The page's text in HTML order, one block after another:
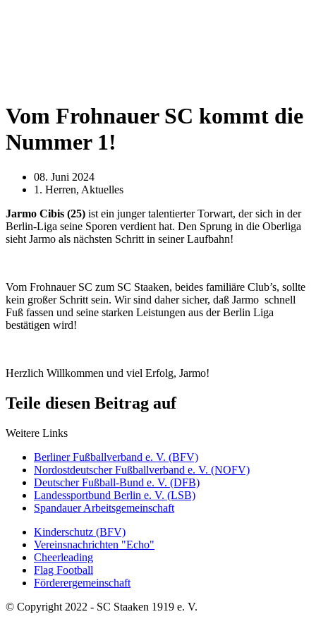
Vom Frohnauer SC kommt die
Nummer 1!
08. Juni 2024
1. Herren, Aktuelles
Jarmo Cibis (25) ist ein junger talentierter Torwart, der sich in der
Berlin-Liga seine Sporen verdient hat. Den Sprung in die Oberliga
sieht Jarmo als nächsten Schritt in seiner Laufbahn!
Vom Frohnauer SC zum SC Staaken, beides familiäre Club’s, sollte
kein großer Schritt sein. Wir sind daher sicher, daß Jarmo schnell
Fuß fassen und seine starken Leistungen aus der Berlin Liga
bestätigen wird!
Herzlich Willkommen und viel Erfolg, Jarmo!
Teile diesen Beitrag auf
Weitere Links
Berliner Fußballverband e. V. (BFV)
Nordostdeutscher Fußballverband e. V. (NOFV)
Deutscher Fußball-Bund e. V. (DFB)
Landessportbund Berlin e. V. (LSB)
Spandauer Arbeitsgemeinschaft
Kinderschutz (BFV)
Vereinsnachrichten "Echo"
Cheerleading
Flag Football
Förderergemeinschaft
© Copyright 2022 - SC Staaken 1919 e. V.